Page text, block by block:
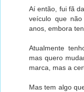
Aí então, fui fã
veículo que
anos, embora
Atualmente
mas quero
marca, mas a
Mas tem algo